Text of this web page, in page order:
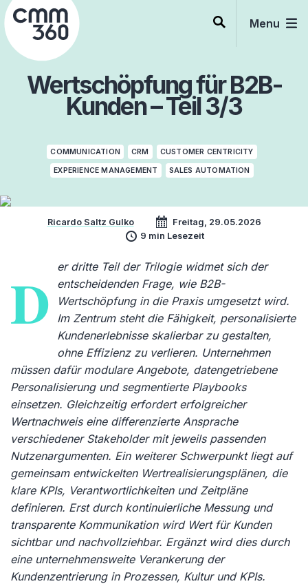
Skip
to
content
Menu
Wertschöpfung für B2B-
Kunden – Teil 3/3
COMMUNICATION CRM CUSTOMER CENTRICITY
EXPERIENCE MANAGEMENT SALES AUTOMATION
Ricardo Saltz Gulko
Freitag, 29.05.2026
9 min Lesezeit
D
er dritte Teil der Trilogie widmet sich der
entscheidenden Frage, wie B2B-
Wertschöpfung in die Praxis umgesetzt wird.
Im Zentrum steht die Fähigkeit, personalisierte
Kundenerlebnisse skalierbar zu gestalten,
ohne Effizienz zu verlieren. Unternehmen
müssen dafür modulare Angebote, datengetriebene
Personalisierung und segmentierte Playbooks
einsetzen. Gleichzeitig erfordert erfolgreicher
Wertnachweis eine differenzierte Ansprache
verschiedener Stakeholder mit jeweils passenden
Nutzenargumenten. Ein weiterer Schwerpunkt liegt auf
gemeinsam entwickelten Wertrealisierungsplänen, die
klare KPIs, Verantwortlichkeiten und Zeitpläne
definieren. Erst durch kontinuierliche Messung und
transparente Kommunikation wird Wert für Kunden
sichtbar und nachvollziehbar. Ergänzt wird dies durch
eine unternehmensweite Verankerung der
Kundenzentrierung in Prozessen, Kultur und KPIs.